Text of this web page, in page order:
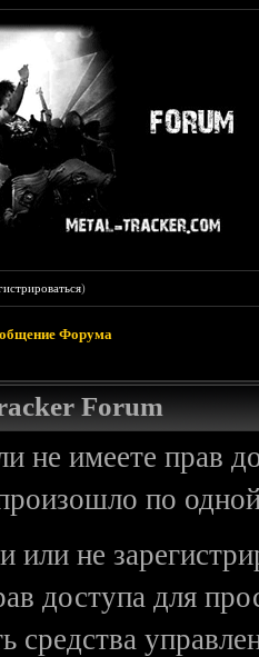
)
Форума
Forum
не имеете прав
по
или не
доступа для
средства